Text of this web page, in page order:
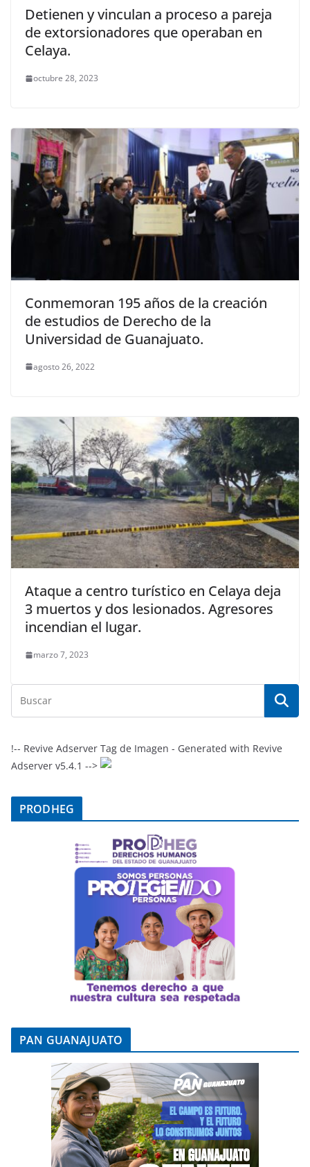
Detienen y vinculan a proceso a pareja
de extorsionadores que operaban en
Celaya.
octubre 28, 2023
Conmemoran 195 años de la creación
de estudios de Derecho de la
Universidad de Guanajuato.
agosto 26, 2022
Ataque a centro turístico en Celaya deja
3 muertos y dos lesionados. Agresores
incendian el lugar.
marzo 7, 2023
!-- Revive Adserver Tag de Imagen - Generated with Revive
Adserver v5.4.1 -->
PRODHEG
PAN GUANAJUATO